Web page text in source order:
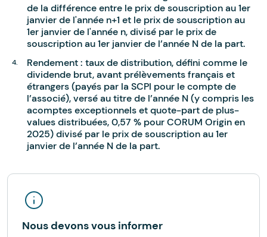
de la différence entre le prix de souscription au 1er
janvier de l'année n+1 et le prix de souscription au
1er janvier de l'année n, divisé par le prix de
souscription au 1er janvier de l’année N de la part.
Rendement : taux de distribution, défini comme le
dividende brut, avant prélèvements français et
étrangers (payés par la SCPI pour le compte de
l’associé), versé au titre de l’année N (y compris les
acomptes exceptionnels et quote-part de plus-
values distribuées, 0,57 % pour CORUM Origin en
2025) divisé par le prix de souscription au 1er
janvier de l’année N de la part.
Nous devons vous informer